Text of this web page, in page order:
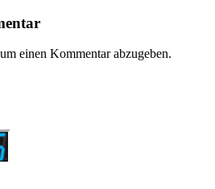
einen Kommentar abzugeben.